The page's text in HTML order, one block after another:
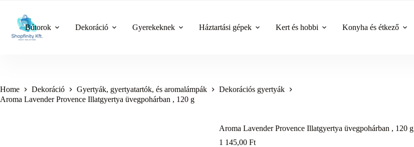
content
Bútorok Dekoráció Gyerekeknek Háztartási gépek Kert és hobbi Konyha és étkező
Home Dekoráció Gyertyák, gyertyatartók, és aromalámpák
Dekorációs gyertyák
Aroma Lavender Provence Illatgyertya üvegpohárban , 120 g
Aroma Lavender Provence Illatgyertya üvegpohárban , 120 g
1 145,00Ft